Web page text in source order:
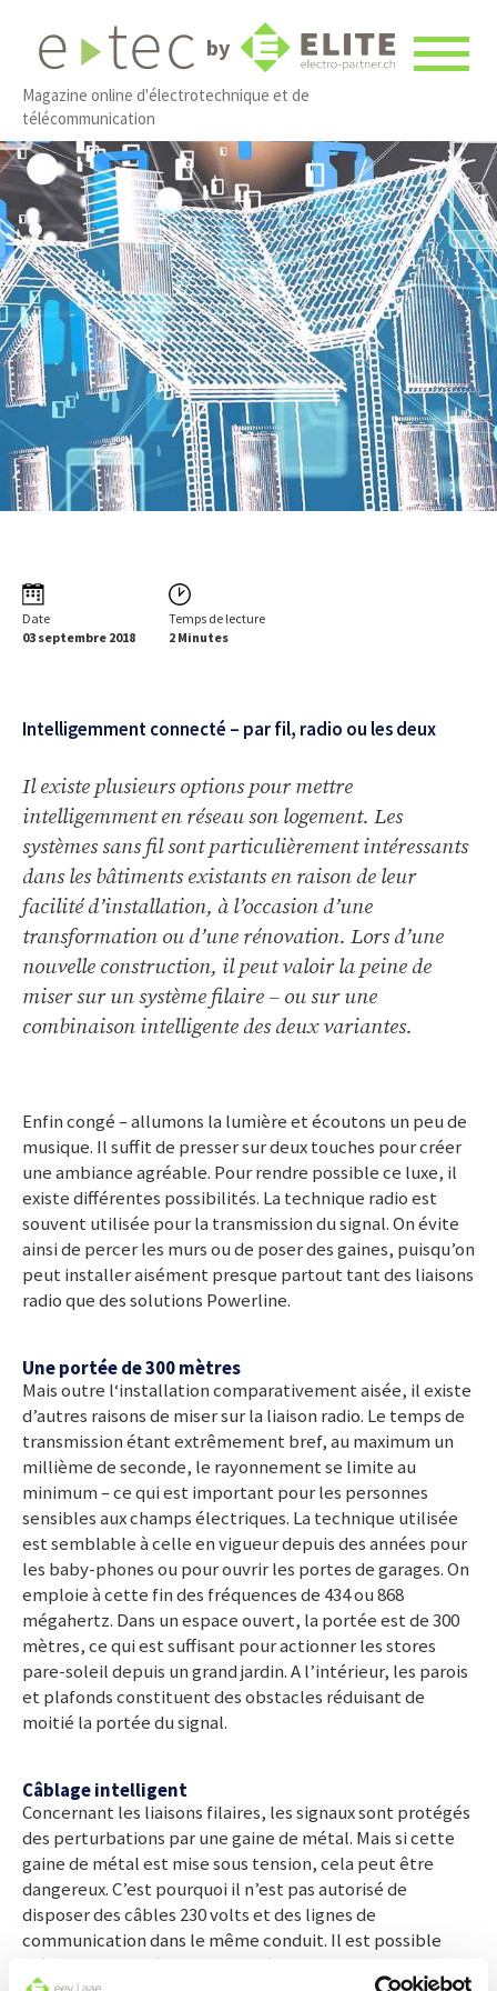
by
Magazine online d'électrotechnique et de
télécommunication
Date
03 septembre 2018
Temps de lecture
2 Minutes
Intelligemment connecté – par fil, radio ou les deux
Il existe plusieurs options pour mettre
intelligemment en réseau son logement. Les
systèmes sans fil sont particulièrement intéressants
dans les bâtiments existants en raison de leur
facilité d’installation, à l’occasion d’une
transformation ou d’une rénovation. Lors d’une
nouvelle construction, il peut valoir la peine de
miser sur un système filaire – ou sur une
combinaison intelligente des deux variantes.
Enfin congé – allumons la lumière et écoutons un peu de
musique. Il suffit de presser sur deux touches pour créer
une ambiance agréable. Pour rendre possible ce luxe, il
existe différentes possibilités. La technique radio est
souvent utilisée pour la transmission du signal. On évite
ainsi de percer les murs ou de poser des gaines, puisqu’on
peut installer aisément presque partout tant des liaisons
radio que des solutions Powerline.
Une portée de 300 mètres
Mais outre l‘installation comparativement aisée, il existe
d’autres raisons de miser sur la liaison radio. Le temps de
transmission étant extrêmement bref, au maximum un
millième de seconde, le rayonnement se limite au
minimum – ce qui est important pour les personnes
sensibles aux champs électriques. La technique utilisée
est semblable à celle en vigueur depuis des années pour
les baby-phones ou pour ouvrir les portes de garages. On
emploie à cette fin des fréquences de 434 ou 868
mégahertz. Dans un espace ouvert, la portée est de 300
mètres, ce qui est suffisant pour actionner les stores
pare-soleil depuis un grand jardin. A l’intérieur, les parois
et plafonds constituent des obstacles réduisant de
moitié la portée du signal.
Câblage intelligent
Concernant les liaisons filaires, les signaux sont protégés
des perturbations par une gaine de métal. Mais si cette
gaine de métal est mise sous tension, cela peut être
dangereux. C’est pourquoi il n’est pas autorisé de
disposer des câbles 230 volts et des lignes de
communication dans le même conduit. Il est possible
d’éviter ce problème avec un réseau en fibres optiques,